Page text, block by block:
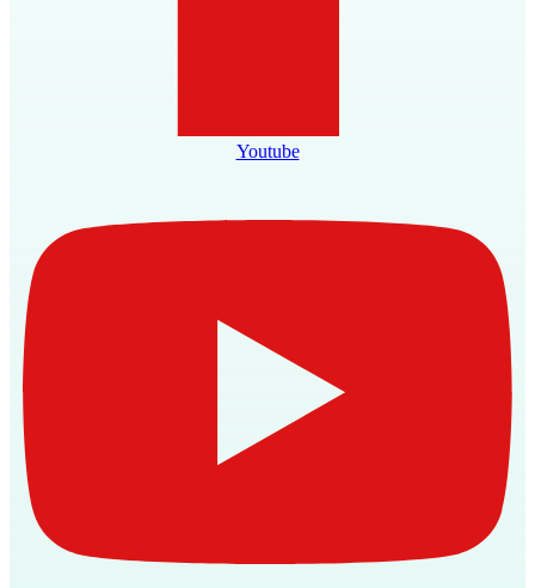
Youtube